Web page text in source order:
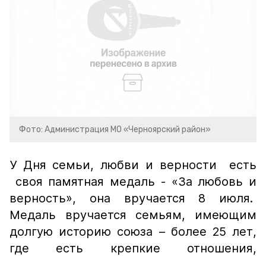
Фото: Администрация МО «Черноярский район»
У Дня семьи, любви и верности есть
своя памятная медаль - «За любовь и
верность», она вручается 8 июля.
Медаль вручается семьям, имеющим
долгую историю союза – более 25 лет,
где есть крепкие отношения,